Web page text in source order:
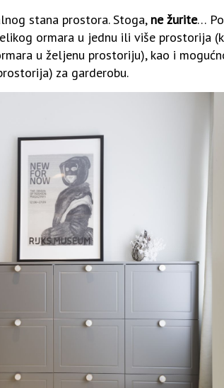
stana prostora. Stoga, ne žurite…
ormara u jednu ili više prostorija
u željenu prostoriju), kao i
za garderobu.